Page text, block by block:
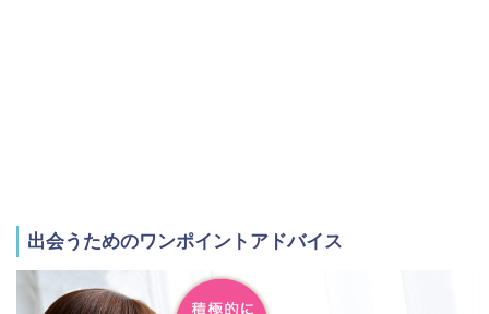
出会うためのワンポイントアドバイス